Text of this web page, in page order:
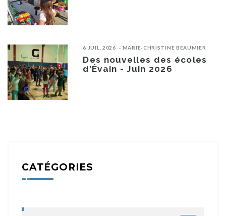
6 JUIL. 2026 MARIE-CHRISTINE BEAUMIER
Des nouvelles des écoles
d’Évain - Juin 2026
CATÉGORIES